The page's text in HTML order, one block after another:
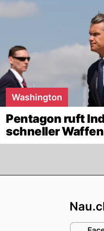
Washington
Pentagon ruft
schneller